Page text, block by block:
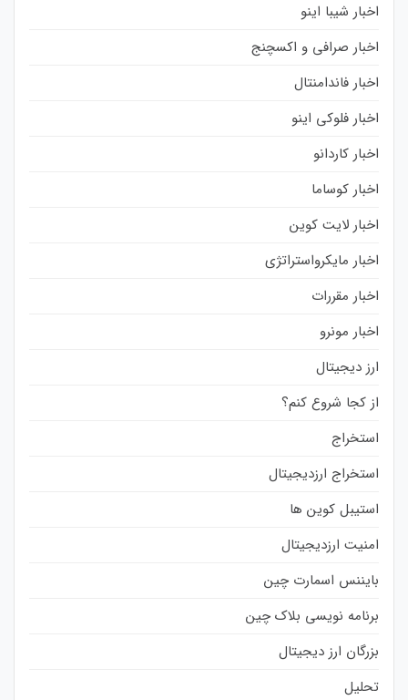
اخبار شیبا اینو
اخبار صرافی و اکسچنج
اخبار فاندامنتال
اخبار فلوکی اینو
اخبار کاردانو
اخبار کوساما
اخبار لایت کوین
اخبار مایکرواستراتژی
اخبار مقررات
اخبار مونرو
ارز دیجیتال
از کجا شروع کنم؟
استخراج
استخراج ارزدیجیتال
استیبل کوین ها
امنیت ارزدیجیتال
بایننس اسمارت چین
برنامه نویسی بلاک چین
بزرگان ارز دیجیتال
تحلیل